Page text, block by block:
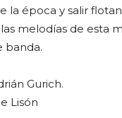
la época y salir
melodías de esta
banda.
Gurich.
Lisón